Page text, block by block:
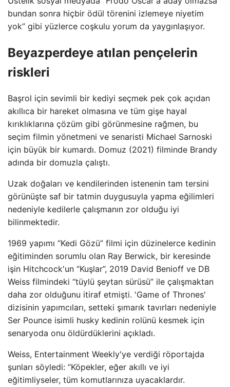
bundan sonra hiçbir ödül törenini izlemeye niyetim
yok” gibi yüzlerce coşkulu yorum da yaygınlaşıyor.
Beyazperdeye atılan pençelerin
riskleri
Başrol için sevimli bir kediyi seçmek pek çok açıdan
akıllıca bir hareket olmasına ve tüm gişe hayal
kırıklıklarına çözüm gibi görünmesine rağmen, bu
seçim filmin yönetmeni ve senaristi Michael Sarnoski
için büyük bir kumardı. Domuz (2021) filminde Brandy
adında bir domuzla çalıştı.
Uzak doğaları ve kendilerinden istenenin tam tersini
görünüşte saf bir tatmin duygusuyla yapma eğilimleri
nedeniyle kedilerle çalışmanın zor olduğu iyi
bilinmektedir.
1969 yapımı “Kedi Gözü” filmi için düzinelerce kedinin
eğitiminden sorumlu olan Ray Berwick, bir keresinde
işin Hitchcock'un “Kuşlar”, 2019 David Benioff ve DB
Weiss filmindeki “tüylü şeytan sürüsü” ile çalışmaktan
daha zor olduğunu itiraf etmişti. 'Game of Thrones'
dizisinin yapımcıları, setteki şımarık tavırları nedeniyle
Ser Pounce isimli husky kedinin rolünü kesmek için
senaryoda onu öldürdüklerini açıkladı.
Weiss, Entertainment Weekly'ye verdiği röportajda
şunları söyledi: “Köpekler, eğer akıllı ve iyi
eğitimliyseler, tüm komutlarınıza uyacaklardır.